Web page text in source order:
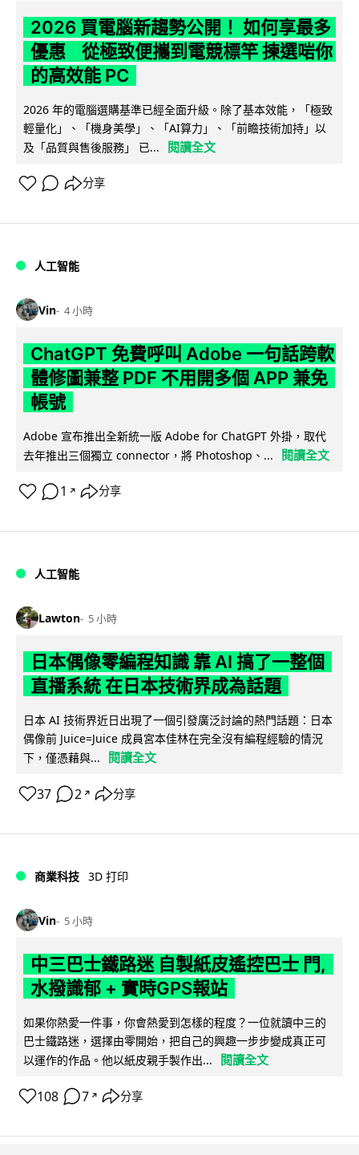
2026 買電腦新趨勢公開！ 如何享最多
優惠 從極致便攜到電競標竿 揀選啱你
的高效能 PC
2026 年的電腦選購基準已經全面升級。除了基本效能，「極致
輕量化」、「機身美學」、「AI算力」、「前瞻技術加持」以
及「品質與售後服務」 已...
閱讀全文
分享
人工智能
Vin 4 小時
ChatGPT 免費呼叫 Adobe 一句話跨軟
體修圖兼整 PDF 不用開多個 APP 兼免
帳號
Adobe 宣布推出全新統一版 Adobe for ChatGPT 外掛，取代
去年推出三個獨立 connector，將 Photoshop、...
閱讀全文
1 ↗ 分享
人工智能
Lawton 5 小時
日本偶像零編程知識 靠 AI 搞了一整個
直播系統 在日本技術界成為話題
日本 AI 技術界近日出現了一個引發廣泛討論的熱門話題：日本
偶像前 Juice=Juice 成員宮本佳林在完全沒有編程經驗的情況
下，僅憑藉與...
閱讀全文
37 2 ↗ 分享
商業科技 3D 打印
Vin 5 小時
中三巴士鐵路迷 自製紙皮遙控巴士 門,
水撥識郁 + 實時GPS報站
如果你熱愛一件事，你會熱愛到怎樣的程度？一位就讀中三的
巴士鐵路迷，選擇由零開始，把自己的興趣一步步變成真正可
以運作的作品。他以紙皮親手製作出...
閱讀全文
108 7 ↗ 分享